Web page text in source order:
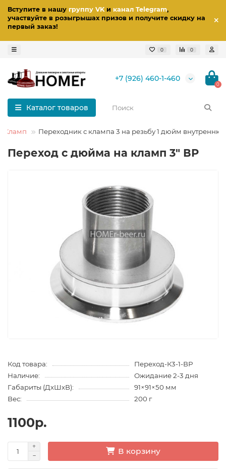
Вступите в нашу группу VKи канал Telegram,
участвуйте в розыгрышах призов и получите скидку на
первый заказ!
0 0
+7 (926) 460-1-460
0
Каталог товаров
Кламп Переходник с клампа 3 на резьбу 1 дюйм
Переход с дюйма на кламп 3" ВР
Код товара:
Переход-К3-1-ВР
Наличие:
Ожидание 2-3 дня
Габариты (ДхШхВ):
91×91×50 мм
Вес:
200 г
1100р.
В корзину